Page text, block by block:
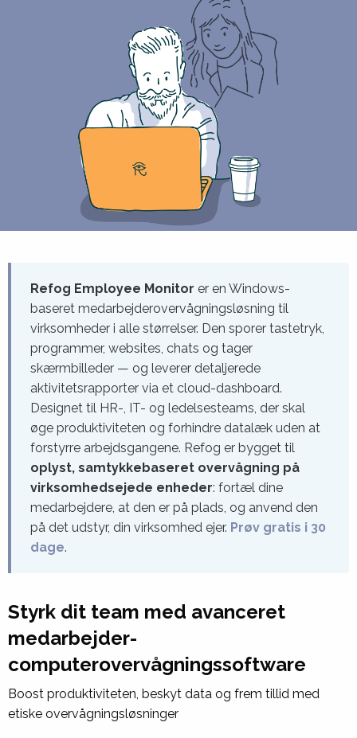
Refog Employee Monitor er en Windows-
baseret medarbejderovervågningsløsning til
virksomheder i alle størrelser. Den sporer tastetryk,
programmer, websites, chats og tager
skærmbilleder — og leverer detaljerede
aktivitetsrapporter via et cloud-dashboard.
Designet til HR-, IT- og ledelsesteams, der skal
øge produktiviteten og forhindre datalæk uden at
forstyrre arbejdsgangene. Refog er bygget til
oplyst, samtykkebaseret overvågning på
virksomhedsejede enheder: fortæl dine
medarbejdere, at den er på plads, og anvend den
på det udstyr, din virksomhed ejer. Prøv gratis i 30
dage.
Styrk dit team med avanceret
medarbejder-
computerovervågningssoftware
Boost produktiviteten, beskyt data og frem tillid med
etiske overvågningsløsninger